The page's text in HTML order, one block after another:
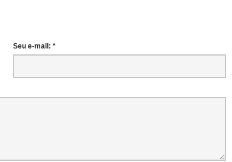
Seu e-mail: *